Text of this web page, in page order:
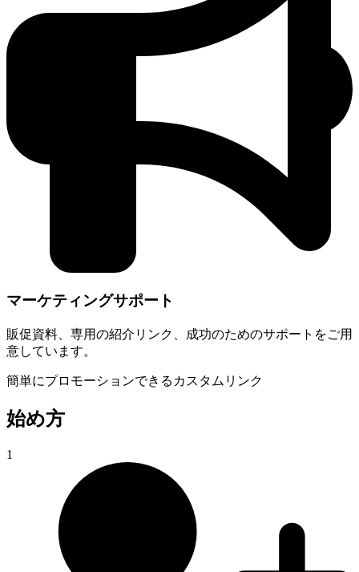
マーケティングサポート
販促資料、専用の紹介リンク、成功のためのサポートをご用
意しています。
簡単にプロモーションできるカスタムリンク
始め方
1